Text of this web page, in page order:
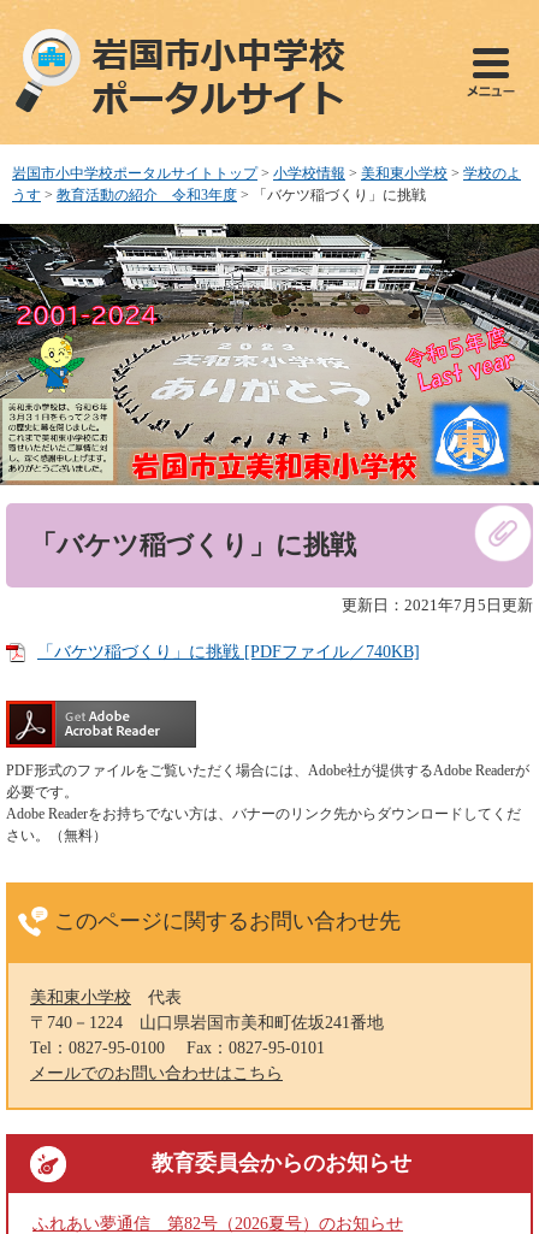
ペ
で
す
メ
ば
し
本
文
へ
岩国市小中学校ポータルサイトトップ > 小学校情報 > 美和東小学校 > 学校のよ
うす > 教育活動の紹介 令和3年度 > 「バケツ稲づくり」に挑戦
「バケツ稲づくり」に挑戦
更新日：2021年7月5日更新
「バケツ稲づくり」に挑戦 [PDFファイル／740KB]
PDF形式のファイルをご覧いただく場合には、Adobe社が提供するAdobe Readerが
必要です。
Adobe Readerをお持ちでない方は、バナーのリンク先からダウンロードしてくだ
さい。（無料）
このページに関するお問い合わせ先
美和東小学校
代表
〒740－1224
山口県岩国市美和町佐坂241番地
Tel：0827-95-0100
Fax：0827-95-0101
メールでのお問い合わせはこちら
教育委員会からのお知らせ
ふれあい夢通信 第82号（2026夏号）のお知らせ